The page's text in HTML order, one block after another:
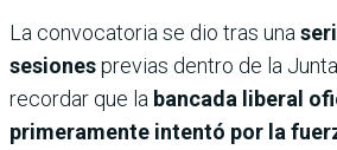
La convocatoria se dio tras una
sesionesprevias dentro de la
recordar que la bancada liberal
primeramente intentó por la